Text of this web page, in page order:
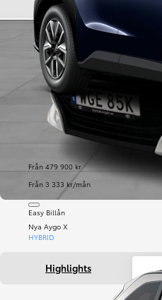
Från 479 900 kr
Från 3 333 kr/mån
Easy Billån
Nya Aygo X
HYBRID
Highlights